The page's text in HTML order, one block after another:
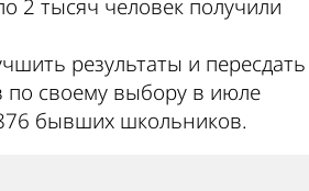
2 тысяч человек получили
результаты и пересдать
по своему выбору в июле
бывших школьников.